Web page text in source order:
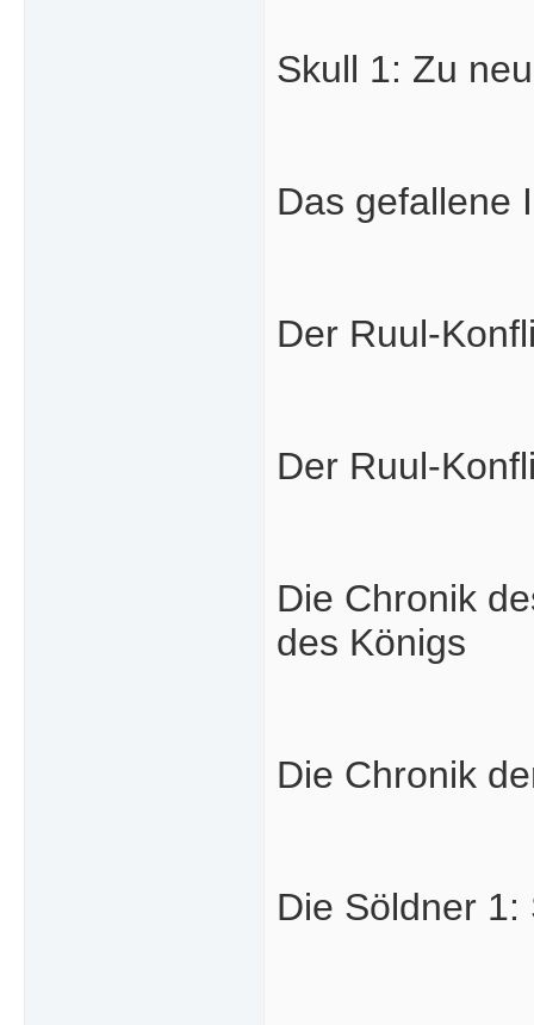
Skull 1: Zu
Das gefallene
Der Ruul-
Der Ruul-
Die Chronik
des Königs
Die Chronik
Die Söldner